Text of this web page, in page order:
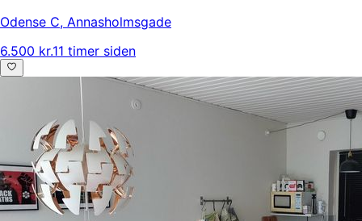
Odense C, Annasholmsgade
6.500 kr.11 timer siden